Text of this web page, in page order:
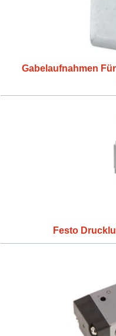
Gabelaufnahmen
Festo